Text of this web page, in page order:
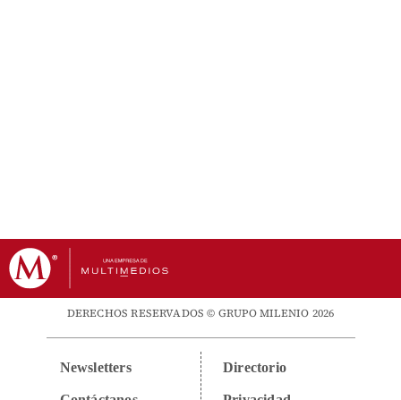
DERECHOS RESERVADOS © GRUPO MILENIO 2026
Newsletters Directorio